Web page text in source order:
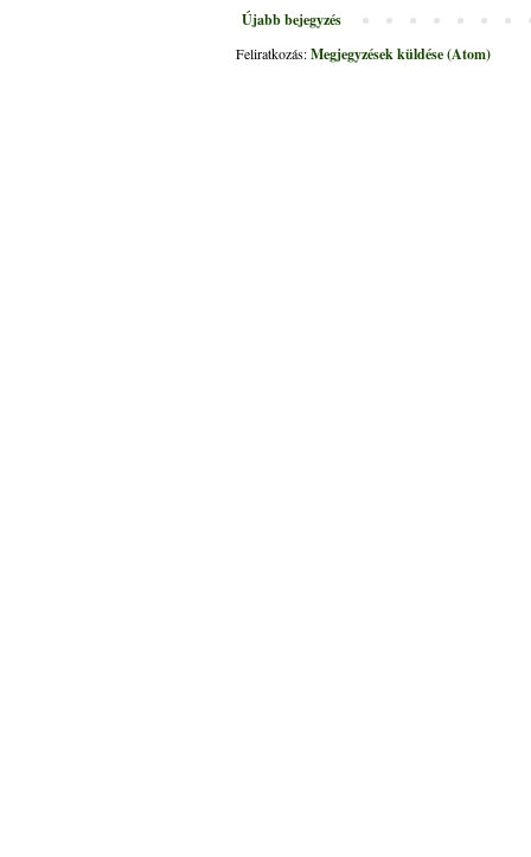
Újabb bejegyzés
Feliratkozás:Megjegyzések küldése (Atom)